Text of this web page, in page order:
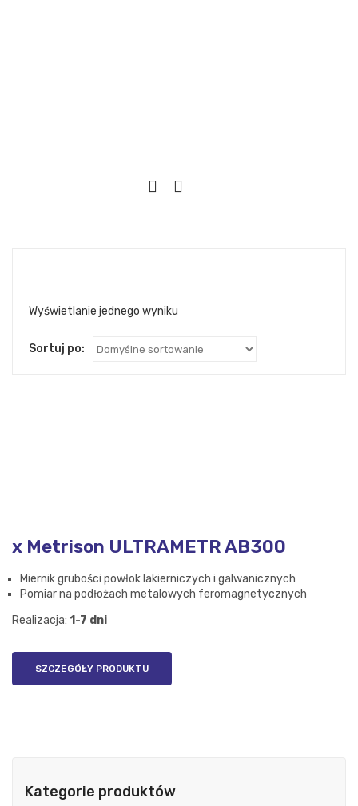
Wyświetlanie jednego wyniku
Sortuj po:
x Metrison ULTRAMETR AB300
Miernik grubości powłok lakierniczych i galwanicznych
Pomiar na podłożach metalowych feromagnetycznych
Realizacja: 1-7 dni
SZCZEGÓŁY PRODUKTU
Kategorie produktów